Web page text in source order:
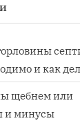
и как
щебнем или
и минусы